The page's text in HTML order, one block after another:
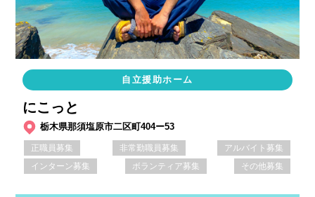
自立援助ホーム
にこっと
栃木県那須塩原市二区町404ー53
正職員募集 非常勤職員募集
アルバイト募集
インターン募集
ボランティア募集 その他募集